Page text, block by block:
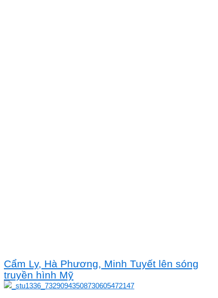
Cẩm Ly, Hà Phương, Minh Tuyết lên sóng
truyền hình Mỹ